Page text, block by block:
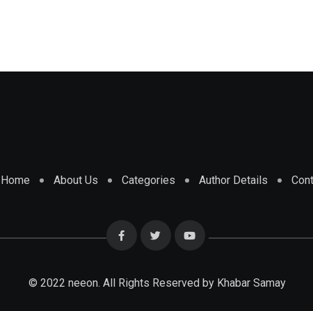
Home About Us Categories Author Details
© 2022 neeon. All Rights Reserved by Khabar Samay